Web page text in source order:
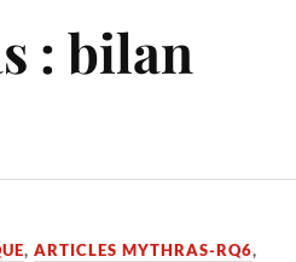
: bilan
,ARTICLES MYTHRAS-RQ6,